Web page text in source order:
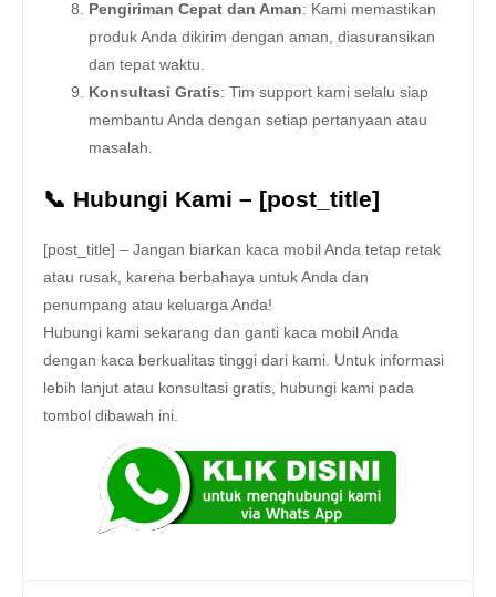
Pengiriman Cepat dan Aman: Kami memastikan
produk Anda dikirim dengan aman, diasuransikan
dan tepat waktu.
Konsultasi Gratis: Tim support kami selalu siap
membantu Anda dengan setiap pertanyaan atau
masalah.
📞 Hubungi Kami – [post_title]
[post_title] – Jangan biarkan kaca mobil Anda tetap retak
atau rusak, karena berbahaya untuk Anda dan
penumpang atau keluarga Anda!
Hubungi kami sekarang dan ganti kaca mobil Anda
dengan kaca berkualitas tinggi dari kami. Untuk informasi
lebih lanjut atau konsultasi gratis, hubungi kami pada
tombol dibawah ini.